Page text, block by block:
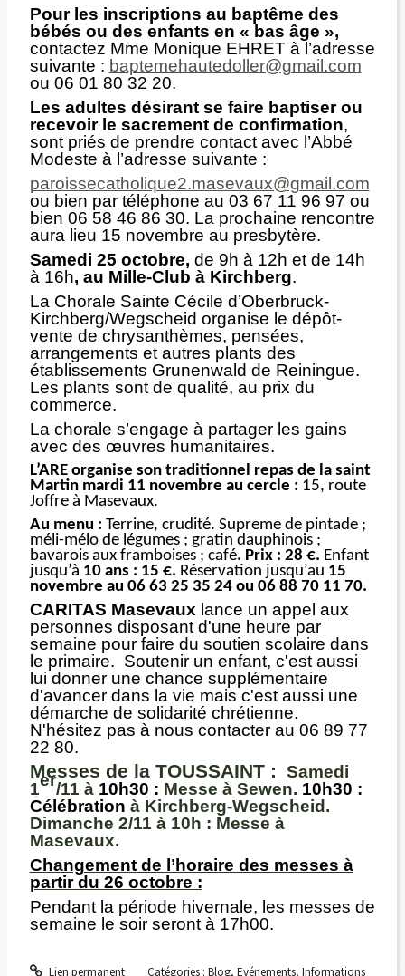
Pour les inscriptions au baptême des
bébés ou des enfants en « bas âge »,
contactez Mme Monique EHRET à l’adresse
suivante : baptemehautedoller@gmail.com
ou 06 01 80 32 20.
Les adultes désirant se faire baptiser ou
recevoir le sacrement de confirmation,
sont priés de prendre contact avec l’Abbé
Modeste à l’adresse suivante :
paroissecatholique2.masevaux@gmail.com
ou bien par téléphone au 03 67 11 96 97 ou
bien 06 58 46 86 30. La prochaine rencontre
aura lieu 15 novembre au presbytère.
Samedi 25 octobre, de 9h à 12h et de 14h
à 16h, au Mille-Club à Kirchberg.
La Chorale Sainte Cécile d’Oberbruck-
Kirchberg/Wegscheid organise le dépôt-
vente de chrysanthèmes, pensées,
arrangements et autres plants des
établissements Grunenwald de Reiningue.
Les plants sont de qualité, au prix du
commerce.
La chorale s’engage à partager les gains
avec des œuvres humanitaires.
L’ARE organise son traditionnel repas de la saint
Martin mardi 11 novembre au cercle : 15, route
Joffre à Masevaux.
Au menu : Terrine, crudité. Supreme de pintade ;
méli-mélo de légumes ; gratin dauphinois ;
bavarois aux framboises ; café. Prix : 28 €. Enfant
jusqu’à 10 ans : 15 €. Réservation jusqu’au 15
novembre au 06 63 25 35 24 ou 06 88 70 11 70.
CARITAS Masevaux lance un appel aux
personnes disposant d'une heure par
semaine pour faire du soutien scolaire dans
le primaire. Soutenir un enfant, c'est aussi
lui donner une chance supplémentaire
d'avancer dans la vie mais c'est aussi une
démarche de solidarité chrétienne.
N'hésitez pas à nous contacter au 06 89 77
22 80.
Messes de la TOUSSAINT :
Samedi
1er/11 à 10h30 : Messe à Sewen. 10h30 :
Célébration à Kirchberg-Wegscheid.
Dimanche 2/11 à 10h : Messe à
Masevaux.
Changement de l’horaire des messes à
partir du 26 octobre :
Pendant la période hivernale, les messes de
semaine le soir seront à 17h00.
Lien permanent Catégories : Blog, Evénements, Informations